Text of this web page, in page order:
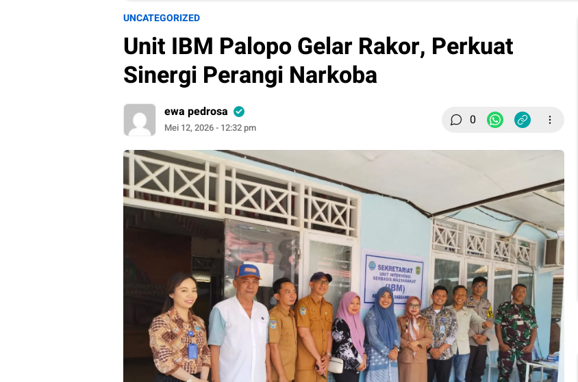
UNCATEGORIZED
Unit IBM Palopo Gelar Rakor, Perkuat
Sinergi Perangi Narkoba
ewa pedrosa
Mei 12, 2026 - 12:32 pm 0